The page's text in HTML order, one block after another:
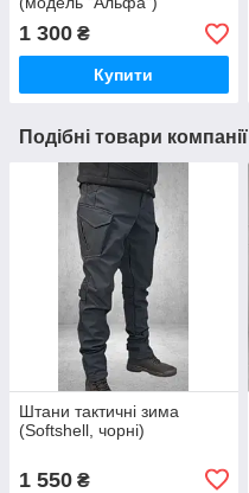
1 300 ₴
Купити
Подібні товари компанії
Штани тактичні зима
(Softshell, чорні)
1 550 ₴